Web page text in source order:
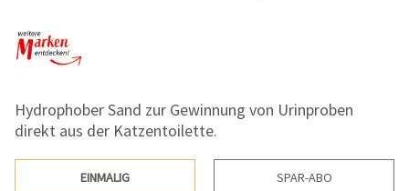
Hydrophober Sand zur Gewinnung von Urinproben
direkt aus der Katzentoilette.
EINMALIG SPAR-ABO